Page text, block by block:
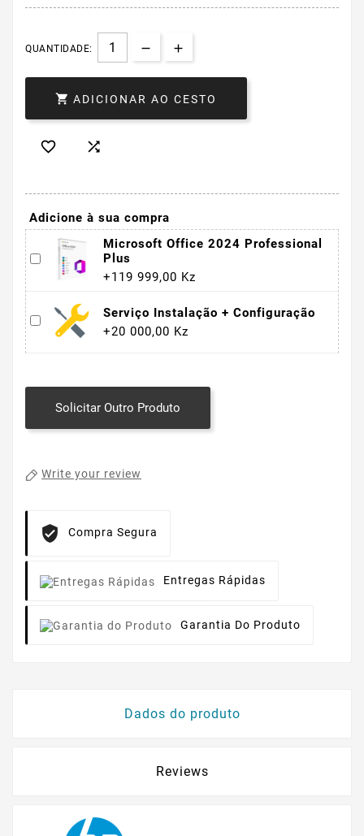
QUANTIDADE:
 ADICIONAR AO CESTO
 
Adicione à sua compra
Microsoft Office 2024 Professional
Plus
+119 999,00 Kz
Serviço Instalação + Configuração
+20 000,00 Kz
Solicitar Outro Produto
Write your review
Compra Segura
Entregas Rápidas
Garantia Do Produto
Dados do produto
Reviews